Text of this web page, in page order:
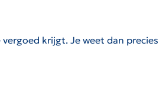
krijgt. Je weet dan